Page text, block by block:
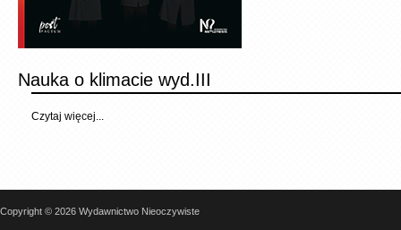
Nauka o klimacie wyd.III
Czytaj więcej...
Copyright © 2026 Wydawnictwo Nieoczywiste